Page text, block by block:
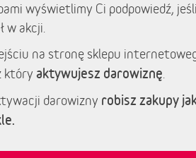
wyświetlimy Ci podpowiedź,
w akcji.
na stronę sklepu
który aktywujesz darowiznę
darowizny robisz zakupy